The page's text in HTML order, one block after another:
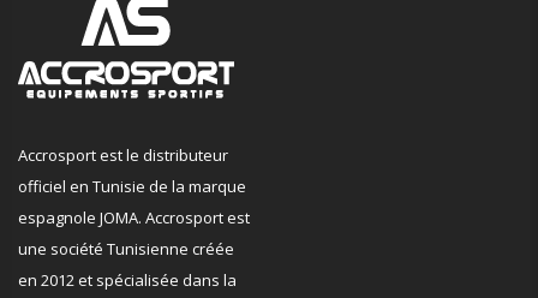
Accrosport est le distributeur
officiel en Tunisie de la marque
espagnole JOMA. Accrosport est
une société Tunisienne créée
en 2012 et spécialisée dans la